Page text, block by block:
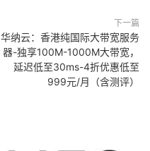
下一篇
华纳云：香港纯国际大带宽服务
器-独享100M-1000M大带宽，
延迟低至30ms-4折优惠低至
999元/月（含测评）